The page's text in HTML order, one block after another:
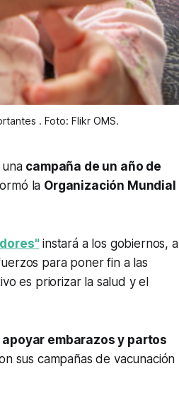
. Foto: Flikr OMS.
campaña de un año de
la Organización Mundial
instará a los gobiernos, a
para poner fin a las
es priorizar la salud y el
apoyar embarazos y partos
sus campañas de vacunación